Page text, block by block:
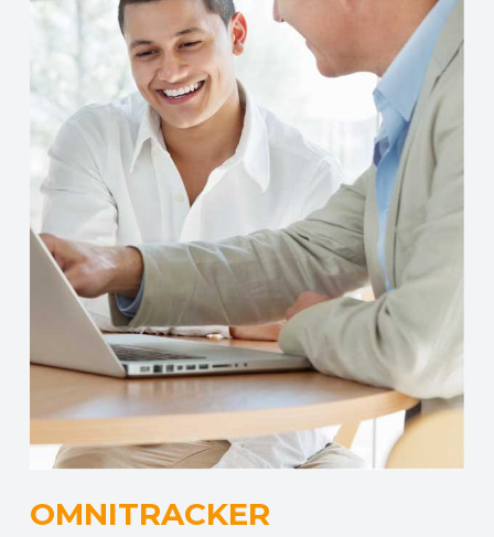
OMNITRACKER